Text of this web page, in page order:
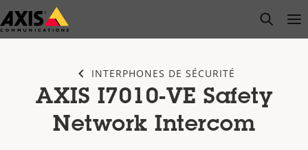
Passer
au
open
INTERPHONES DE SÉCURITÉ
AXIS I7010-VE Safety
Network Intercom